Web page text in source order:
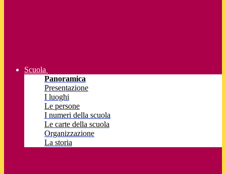
Scuola
Panoramica
Presentazione
I luoghi
Le persone
I numeri della scuola
Le carte della scuola
Organizzazione
La storia